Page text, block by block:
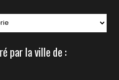
par la ville de :